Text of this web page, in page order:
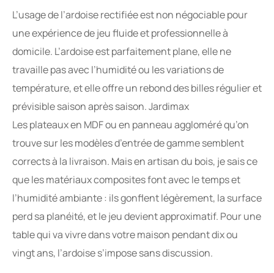
L’usage de l’ardoise rectifiée est non négociable pour
une expérience de jeu fluide et professionnelle à
domicile. L’ardoise est parfaitement plane, elle ne
travaille pas avec l’humidité ou les variations de
température, et elle offre un rebond des billes régulier et
prévisible saison après saison. Jardimax
Les plateaux en MDF ou en panneau aggloméré qu’on
trouve sur les modèles d’entrée de gamme semblent
corrects à la livraison. Mais en artisan du bois, je sais ce
que les matériaux composites font avec le temps et
l’humidité ambiante : ils gonflent légèrement, la surface
perd sa planéité, et le jeu devient approximatif. Pour une
table qui va vivre dans votre maison pendant dix ou
vingt ans, l’ardoise s’impose sans discussion.